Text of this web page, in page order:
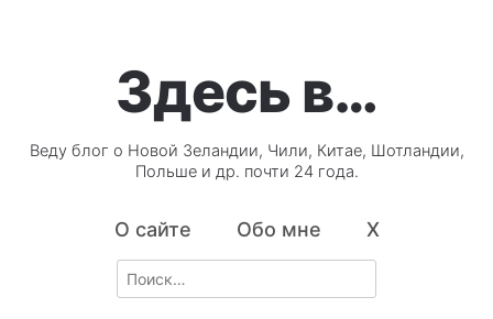
Здесь в…
Веду блог о Новой Зеландии, Чили, Китае, Шотландии,
Польше и др. почти 24 года.
О сайте Обо мне X
Search
for: